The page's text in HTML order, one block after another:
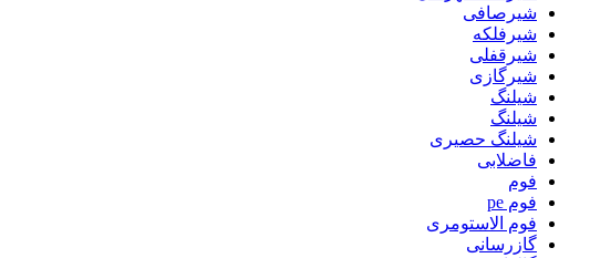
شیرصافی
شیرفلکه
شیرقفلی
شیرگازی
شیلنگ
شیلنگ
شیلنگ حصیری
فاضلابی
فوم
فوم pe
فوم الاستومری
گازرسانی